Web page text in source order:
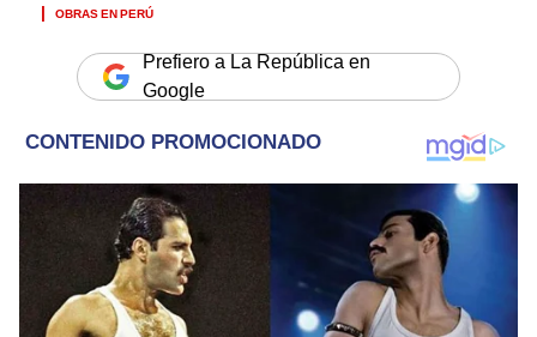
OBRAS EN PERÚ
Prefiero a La República en
Google